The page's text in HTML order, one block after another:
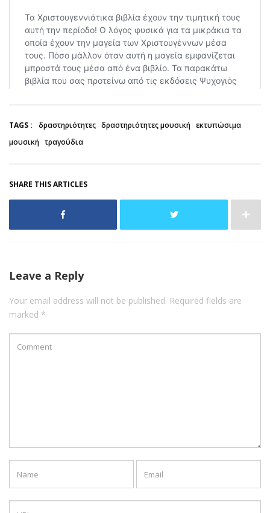
TAGS : δραστηριότητες δραστηριότητες μουσική εκτυπώσιμα
μουσική τραγούδια
SHARE THIS ARTICLES
Leave a Reply
Your email address will not be published. Required fields are
marked *